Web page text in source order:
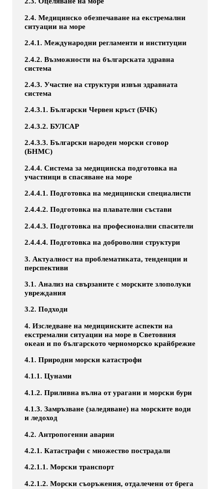
2.4. Медицинско обезпечаване на екстремални
ситуации на море
2.4.1. Международни регламенти и институции
2.4.2. Възможности на българската здравна
система
2.4.3. Участие на структури извън здравната
система
2.4.3.1. Български Червен кръст (БЧК)
2.4.3.2. БУЛСАР
2.4.3.3. Български народен морски сговор
(БНМС)
2.4.4. Система за медицинска подготовка на
участници в спасяване на море
2.4.4.1. Подготовка на медицински специалисти
2.4.4.2. Подготовка на плавателни състави
2.4.4.3. Подготовка на професионални спасители
2.4.4.4. Подготовка на доброволни структури
3. Актуалност на проблематиката, тенденции и
перспективи
3.1. Анализ на свързаните с морските злополуки
увреждания
3.2. Подходи
4. Изследване на медицинските аспекти на
екстремални ситуации на море в Световния
океан и по българското черноморско крайбрежие
4.1. Природни морски катастрофи
4.1.1. Цунами
4.1.2. Приливна вълна от урагани и морски бури
4.1.3. Замръзване (заледяване) на морските води
и ледоход
4.2. Антропогенни аварии
4.2.1. Катастрафи с множество пострадали
4.2.1.1. Морски транспорт
4.2.1.2. Морски съоръжения, отдалечени от брега